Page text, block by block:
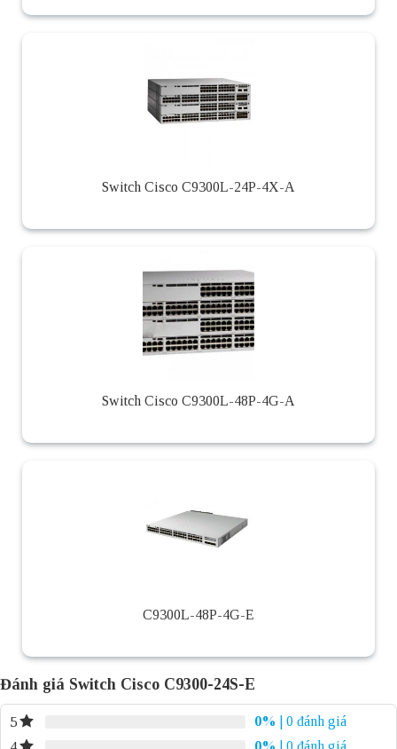
Switch Cisco C9300L-24P-4X-A
Switch Cisco C9300L-48P-4G-A
C9300L-48P-4G-E
Đánh giá Switch Cisco C9300-24S-E
5 0%
| 0 đánh giá
0%
| 0 đánh giá